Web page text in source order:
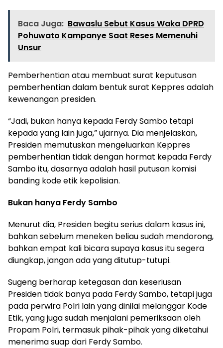
Baca Juga: Bawaslu Sebut Kasus Waka DPRD
Pohuwato Kampanye Saat Reses Memenuhi
Unsur
Pemberhentian atau membuat surat keputusan
pemberhentian dalam bentuk surat Keppres adalah
kewenangan presiden.
“Jadi, bukan hanya kepada Ferdy Sambo tetapi
kepada yang lain juga,” ujarnya. Dia menjelaskan,
Presiden memutuskan mengeluarkan Keppres
pemberhentian tidak dengan hormat kepada Ferdy
Sambo itu, dasarnya adalah hasil putusan komisi
banding kode etik kepolisian.
Bukan hanya Ferdy Sambo
Menurut dia, Presiden begitu serius dalam kasus ini,
bahkan sebelum meneken beliau sudah mendorong,
bahkan empat kali bicara supaya kasus itu segera
diungkap, jangan ada yang ditutup-tutupi.
Sugeng berharap ketegasan dan keseriusan
Presiden tidak banya pada Ferdy Sambo, tetapi juga
pada perwira Polri lain yang dinilai melanggar Kode
Etik, yang juga sudah menjalani pemeriksaan oleh
Propam Polri, termasuk pihak-pihak yang diketahui
menerima suap dari Ferdy Sambo.